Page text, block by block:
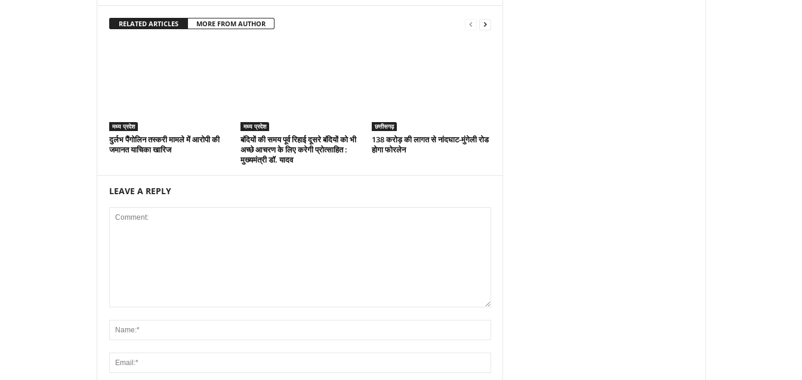
RELATED ARTICLES MORE FROM AUTHOR
मध्य प्रदेश
दुर्लभ पैंगोलिन तस्करी मामले में आरोपी की
जमानत याचिका खारिज
मध्य प्रदेश
बंदियों की समय पूर्व रिहाई दूसरे बंदियों को भी
अच्छे आचरण के लिए करेगी प्रोत्साहित :
मुख्यमंत्री डॉ. यादव
छत्तीसगढ़
138 करोड़ की लागत से नांदघाट-मुंगेली रोड
होगा फोरलेन
LEAVE A REPLY